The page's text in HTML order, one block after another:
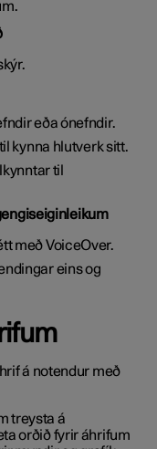
eða ónefndir.
kynna hlutverk sitt.
til
með VoiceOver.
eins og
á notendur með
treysta á
orðið fyrir áhrifum